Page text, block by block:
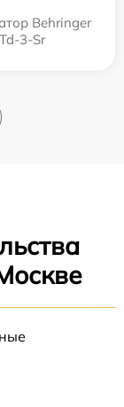
Behringer
Td-3-Sr